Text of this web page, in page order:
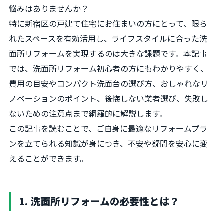
悩みはありませんか？
特に新宿区の戸建て住宅にお住まいの方にとって、限ら
れたスペースを有効活用し、ライフスタイルに合った洗
面所リフォームを実現するのは大きな課題です。本記事
では、洗面所リフォーム初心者の方にもわかりやすく、
費用の目安やコンパクト洗面台の選び方、おしゃれなリ
ノベーションのポイント、後悔しない業者選び、失敗し
ないための注意点まで網羅的に解説します。
この記事を読むことで、ご自身に最適なリフォームプラ
ンを立てられる知識が身につき、不安や疑問を安心に変
えることができます。
1. 洗面所リフォームの必要性とは？